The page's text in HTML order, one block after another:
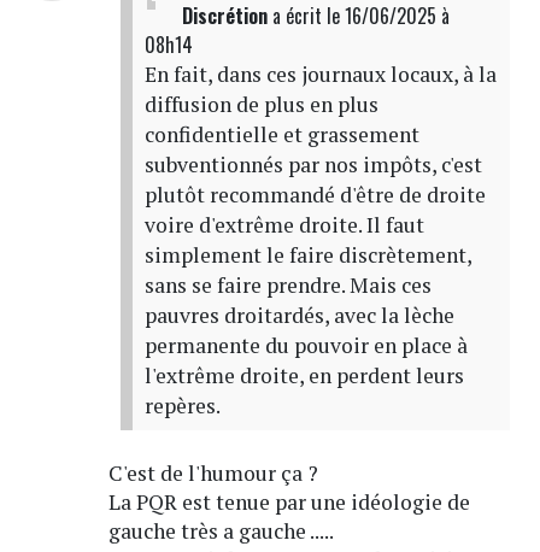
Discrétiona écrit le 16/06/2025 à
08h14
En fait, dans ces journaux locaux, à la
diffusion de plus en plus
confidentielle et grassement
subventionnés par nos impôts, c'est
plutôt recommandé d'être de droite
voire d'extrême droite. Il faut
simplement le faire discrètement,
sans se faire prendre. Mais ces
pauvres droitardés, avec la lèche
permanente du pouvoir en place à
l'extrême droite, en perdent leurs
repères.
C'est de l'humour ça ?
La PQR est tenue par une idéologie de
gauche très a gauche .....